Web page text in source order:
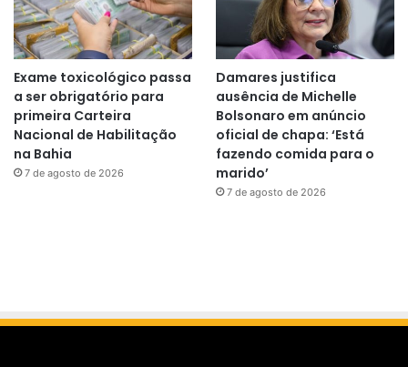
Exame toxicológico passa
a ser obrigatório para
primeira Carteira
Nacional de Habilitação
na Bahia
7 de agosto de 2026
Damares justifica
ausência de Michelle
Bolsonaro em anúncio
oficial de chapa: ‘Está
fazendo comida para o
marido’
7 de agosto de 2026